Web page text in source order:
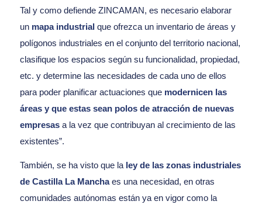
Tal y como defiende ZINCAMAN, es necesario elaborar
un mapa industrialque ofrezca un inventario de áreas y
polígonos industriales en el conjunto del territorio nacional,
clasifique los espacios según su funcionalidad, propiedad,
etc. y determine las necesidades de cada uno de ellos
para poder planificar actuaciones que modernicen las
áreas y que estas sean polos de atracción de nuevas
empresasa la vez que contribuyan al crecimiento de las
existentes”.
También, se ha visto que laley de las zonas industriales
de Castilla La Manchaes una necesidad, en otras
comunidades autónomas están ya en vigor como la